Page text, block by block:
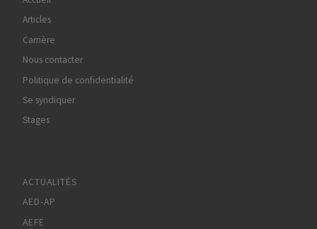
Articles
Carrière
Nous contacter
Politique de confidentialité
Se syndiquer
Stages
ACTUALITÉS
AED-AP
AEFE